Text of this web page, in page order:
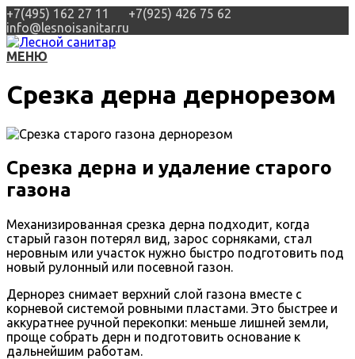
+7(495) 162 27 11 +7(925) 426 75 62
info@lesnoisanitar.ru
МЕНЮ
Срезка дерна дернорезом
Срезка дерна и удаление старого
газона
Механизированная срезка дерна подходит, когда
старый газон потерял вид, зарос сорняками, стал
неровным или участок нужно быстро подготовить под
новый рулонный или посевной газон.
Дернорез снимает верхний слой газона вместе с
корневой системой ровными пластами. Это быстрее и
аккуратнее ручной перекопки: меньше лишней земли,
проще собрать дерн и подготовить основание к
дальнейшим работам.